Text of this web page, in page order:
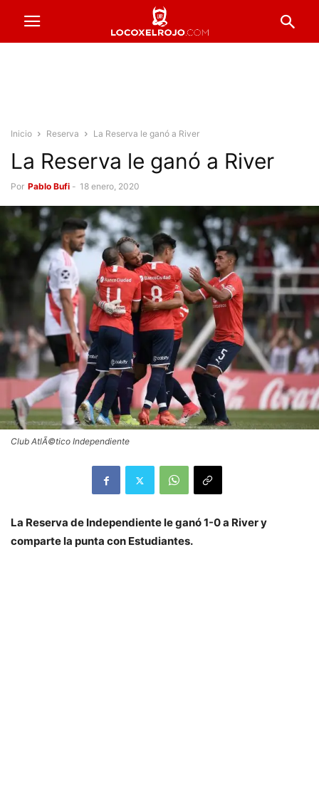
Inicio Reserva La Reserva le ganó a River
La Reserva le ganó a River
Por Pablo Bufi - 18 enero, 2020
Club AtlÃ©tico Independiente
La Reserva de Independiente le ganó 1-0 a River y
comparte la punta con Estudiantes.